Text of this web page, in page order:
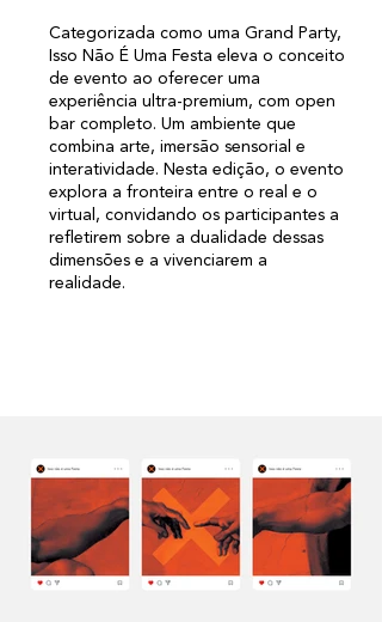
Categorizada como uma Grand Party,
Isso Não É Uma Festa eleva o conceito
de evento ao oferecer uma
experiência ultra-premium, com open
bar completo. Um ambiente que
combina arte, imersão sensorial e
interatividade. Nesta edição, o evento
explora a fronteira entre o real e o
virtual, convidando os participantes a
refletirem sobre a dualidade dessas
dimensões e a vivenciarem a
realidade.